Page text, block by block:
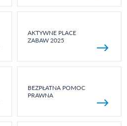
AKTYWNE PLACE
ZABAW 2025
BEZPŁATNA POMOC
PRAWNA